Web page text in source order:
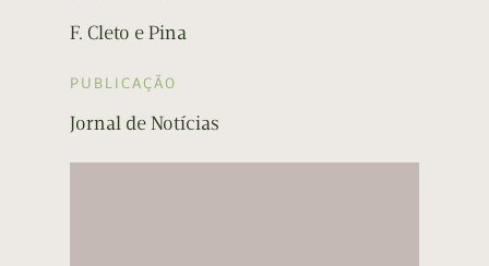
F. Cleto e Pina
PUBLICAÇÃO
Jornal de Notícias